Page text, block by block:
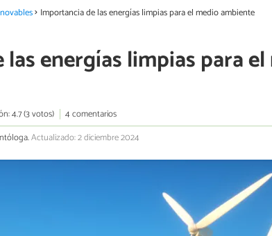
Importancia de las energías limpias para el medio ambiente
energías limpias para
4.7 (3 votos)
4 comentarios
Actualizado: 2 diciembre 2024